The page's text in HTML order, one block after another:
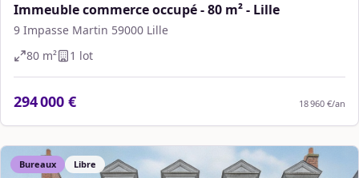
Immeuble commerce occupé - 80 m² - Lille
9 Impasse Martin 59000 Lille
80 m² 1 lot
294 000 € 18 960 €/an
Bureaux Libre